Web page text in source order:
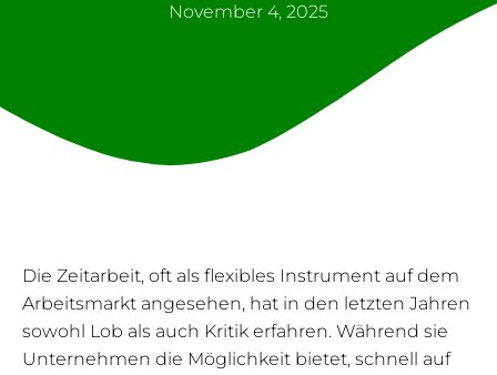
November 4, 2025
Die Zeitarbeit, oft als flexibles Instrument auf dem
Arbeitsmarkt angesehen, hat in den letzten Jahren
sowohl Lob als auch Kritik erfahren. Während sie
Unternehmen die Möglichkeit bietet, schnell auf